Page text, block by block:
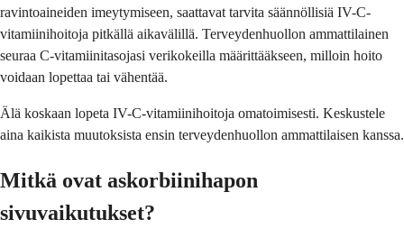
ravintoaineiden imeytymiseen, saattavat tarvita säännöllisiä IV-C-
vitamiinihoitoja pitkällä aikavälillä. Terveydenhuollon ammattilainen
seuraa C-vitamiinitasojasi verikokeilla määrittääkseen, milloin hoito
voidaan lopettaa tai vähentää.
Älä koskaan lopeta IV-C-vitamiinihoitoja omatoimisesti. Keskustele
aina kaikista muutoksista ensin terveydenhuollon ammattilaisen kanssa.
Mitkä ovat askorbiinihapon
sivuvaikutukset?